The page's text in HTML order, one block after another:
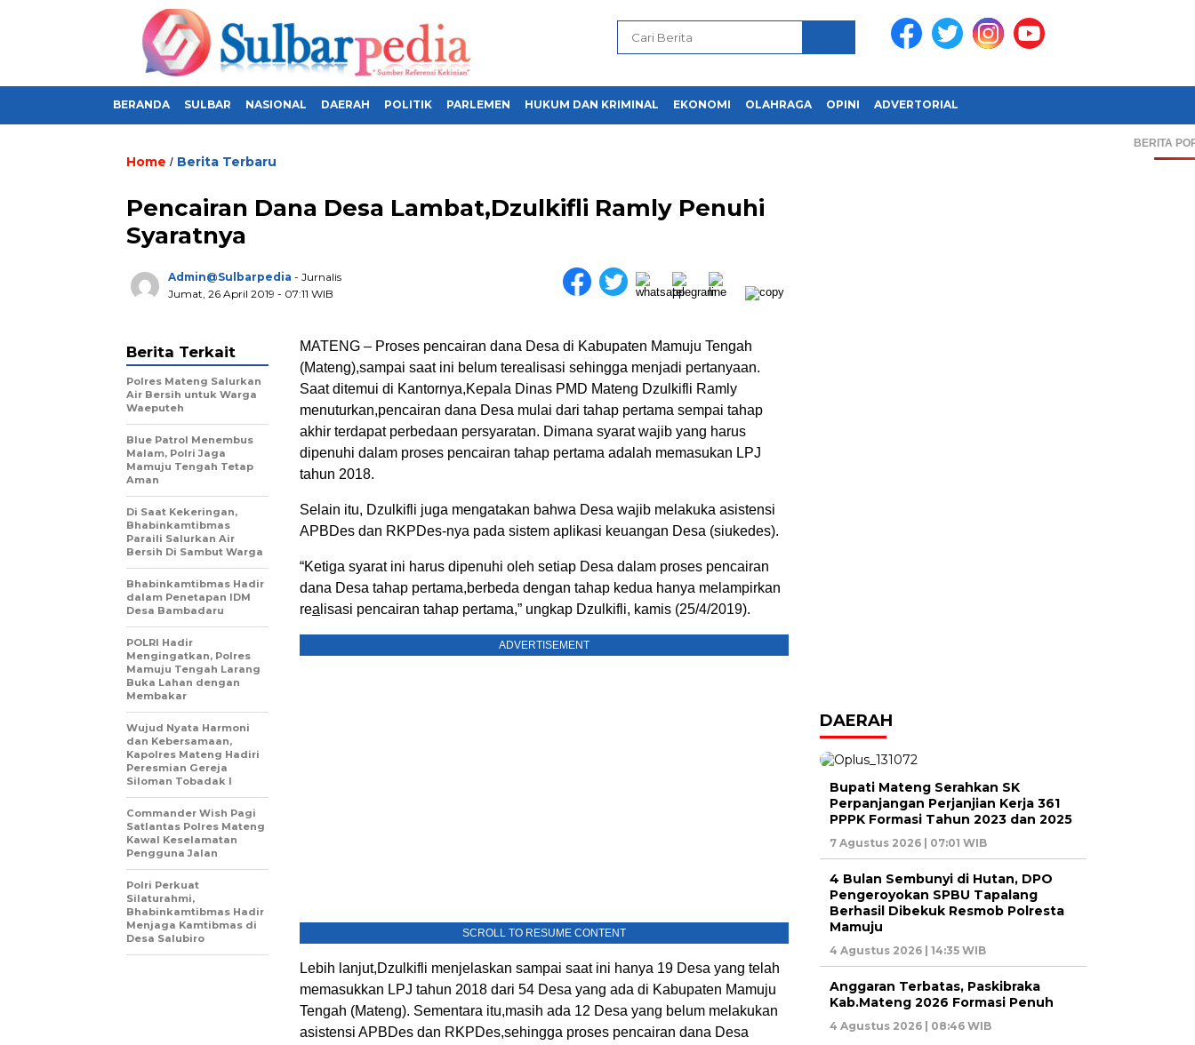
BERANDA SULBAR NASIONAL DAERAH POLITIK PARLEMEN HUKUM DAN KRIMINAL EKONOMI OLAHRAGA OPINI ADVERTORIAL
BERITA
Home / Berita Terbaru
Pencairan Dana Desa Lambat,Dzulkifli Ramly Penuhi
Syaratnya
Admin@sulbarpedia - Jurnalis
Jumat, 26 April 2019 - 07:11 WIB
MATENG – Proses pencairan dana Desa di Kabupaten Mamuju Tengah
(Mateng),sampai saat ini belum terealisasi sehingga menjadi pertanyaan.
Saat ditemui di Kantornya,Kepala Dinas PMD Mateng Dzulkifli Ramly
menuturkan,pencairan dana Desa mulai dari tahap pertama sempai tahap
akhir terdapat perbedaan persyaratan. Dimana syarat wajib yang harus
dipenuhi dalam proses pencairan tahap pertama adalah memasukan LPJ
tahun 2018.
Selain itu, Dzulkifli juga mengatakan bahwa Desa wajib melakuka asistensi
APBDes dan RKPDes-nya pada sistem aplikasi keuangan Desa (siukedes).
“Ketiga syarat ini harus dipenuhi oleh setiap Desa dalam proses pencairan
dana Desa tahap pertama,berbeda dengan tahap kedua hanya melampirkan
rea lisasi pencairan tahap pertama,” ungkap Dzulkifli, kamis (25/4/2019).
ADVERTISEMENT
SCROLL TO RESUME CONTENT
Lebih lanjut,Dzulkifli menjelaskan sampai saat ini hanya 19 Desa yang telah
memasukkan LPJ tahun 2018 dari 54 Desa yang ada di Kabupaten Mamuju
Tengah (Mateng). Sementara itu,masih ada 12 Desa yang belum melakukan
asistensi APBDes dan RKPDes,sehingga proses pencairan dana Desa
Berita Terkait
Polres Mateng Salurkan
Air Bersih untuk Warga
Waeputeh
Blue Patrol Menembus
Malam, Polri Jaga
Mamuju Tengah Tetap
Aman
Di Saat Kekeringan,
Bhabinkamtibmas
Paraili Salurkan Air
Bersih Di Sambut Warga
Bhabinkamtibmas Hadir
dalam Penetapan IDM
Desa Bambadaru
POLRI Hadir
Mengingatkan, Polres
Mamuju Tengah Larang
Buka Lahan dengan
Membakar
Wujud Nyata Harmoni
dan Kebersamaan,
Kapolres Mateng Hadiri
Peresmian Gereja
Siloman Tobadak l
Commander Wish Pagi
Satlantas Polres Mateng
Kawal Keselamatan
Pengguna Jalan
Polri Perkuat
Silaturahmi,
Bhabinkamtibmas Hadir
Menjaga Kamtibmas di
Desa Salubiro
DAERAH
Bupati Mateng Serahkan SK
Perpanjangan Perjanjian Kerja 361
PPPK Formasi Tahun 2023 dan 2025
7 Agustus 2026 | 07:01 WIB
4 Bulan Sembunyi di Hutan, DPO
Pengeroyokan SPBU Tapalang
Berhasil Dibekuk Resmob Polresta
Mamuju
4 Agustus 2026 | 14:35 WIB
Anggaran Terbatas, Paskibraka
Kab.Mateng 2026 Formasi Penuh
4 Agustus 2026 | 08:46 WIB